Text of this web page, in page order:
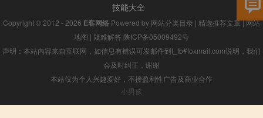
技能大全
Copyright © 2012 - 2026 E客网络 Powered by 网站分类目录 | 精选推荐文章|网站
地图 | 疑难解答 陕ICP备05009492号
声明：本站内容来自互联网，如信息有错误可发邮件到f_fb#foxmail.com说明，我们
会及时纠正，谢谢
本站仅为个人兴趣爱好，不接盈利性广告及商业合作
小男孩